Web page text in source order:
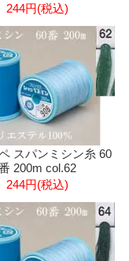
244円(税込)
スパンミシン糸 60
200m col.62
244円(税込)